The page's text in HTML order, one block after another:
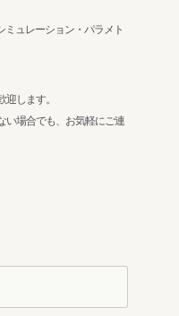
ミュレーション・パラメト
します。
い場合でも、お気軽にご連